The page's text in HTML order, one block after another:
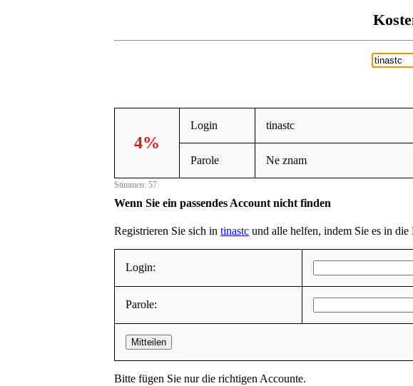
4%
Login tinastc
Parole Ne znam
Stimmen: 57
Wenn Sie ein passendes Account nicht finden
Registrieren Sie sich in tinastc und alle helfen, indem Sie es in die
Login:
Parole:
Mitteilen
Bitte fügen Sie nur die richtigen Accounte.